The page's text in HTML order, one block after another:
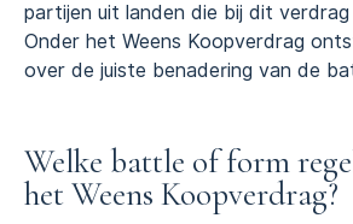
partijen uit landen die bij dit verdrag
Onder het Weens Koopverdrag
over de juiste benadering van de
Welke battle of form
het Weens Koopverdrag?